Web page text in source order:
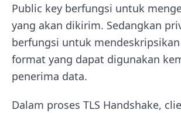
Public key berfungsi untuk
yang akan dikirim. Sedangkan
berfungsi untuk
format yang dapat digunakan
penerima data.
Dalam proses TLS Handshake,